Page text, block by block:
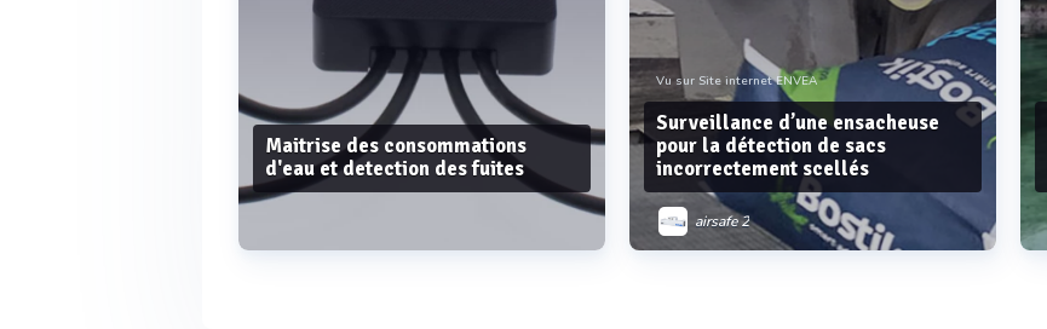
Maitrise des consommations
d'eau et detection des fuites
Vu sur Site internet ENVEA
Surveillance d’une ensacheuse
pour la détection de sacs
incorrectement scellés
airsafe 2